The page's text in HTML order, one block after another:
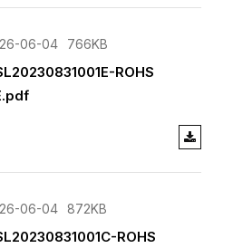
06-04 766KB
ROHS
06-04 872KB
ROHS